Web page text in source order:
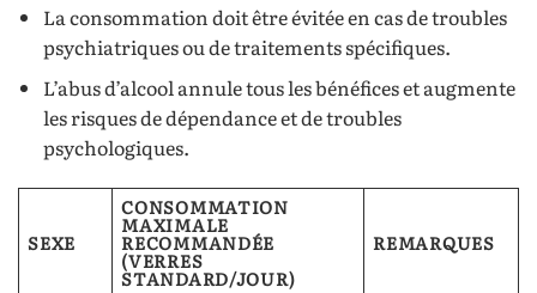
La consommation doit être évitée en cas de troubles
psychiatriques ou de traitements spécifiques.
L’abus d’alcool annule tous les bénéfices et augmente
les risques de dépendance et de troubles
psychologiques.
SEXE
CONSOMMATION
MAXIMALE
RECOMMANDÉE
(VERRES
STANDARD/JOUR)
REMARQUES